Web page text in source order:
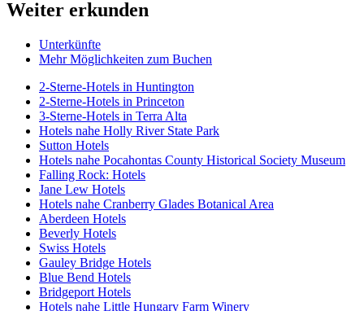
Weiter erkunden
Unterkünfte
Mehr Möglichkeiten zum Buchen
2-Sterne-Hotels in Huntington
2-Sterne-Hotels in Princeton
3-Sterne-Hotels in Terra Alta
Hotels nahe Holly River State Park
Sutton Hotels
Hotels nahe Pocahontas County Historical Society Museum
Falling Rock: Hotels
Jane Lew Hotels
Hotels nahe Cranberry Glades Botanical Area
Aberdeen Hotels
Beverly Hotels
Swiss Hotels
Gauley Bridge Hotels
Blue Bend Hotels
Bridgeport Hotels
Hotels nahe Little Hungary Farm Winery